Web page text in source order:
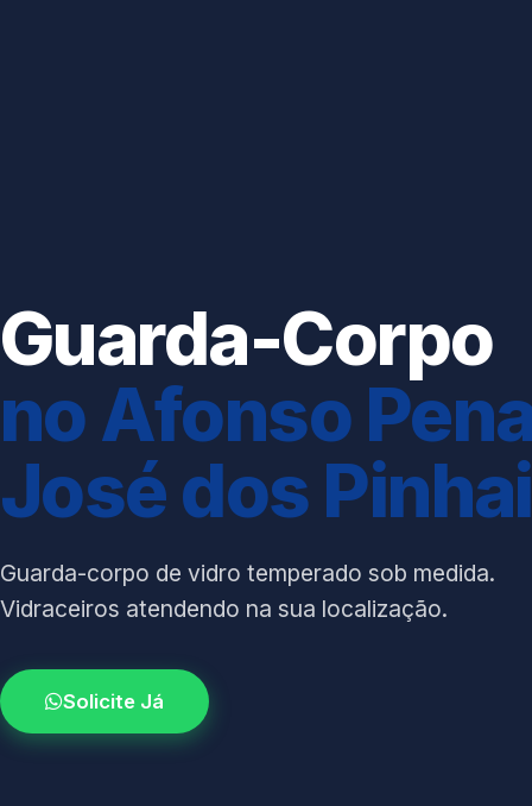
Guarda-Corpo
no Afonso
José dos
Guarda-corpo de vidro temperado sob medida.
Vidraceiros atendendo na sua localização.
Solicite Já